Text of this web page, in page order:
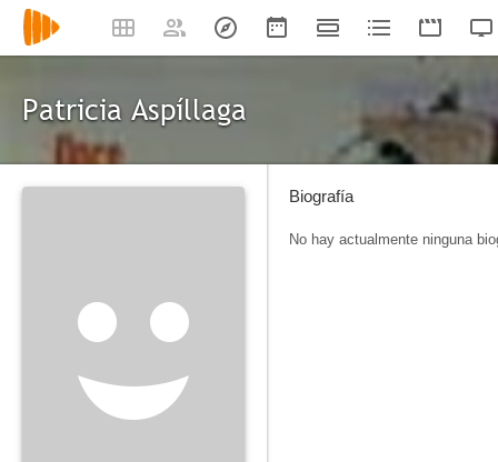
Patricia Aspíllaga
Biografía
No hay actualmente ninguna